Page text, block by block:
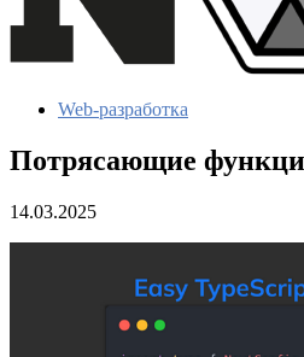
Web-разработка
Потрясающие
14.03.2025